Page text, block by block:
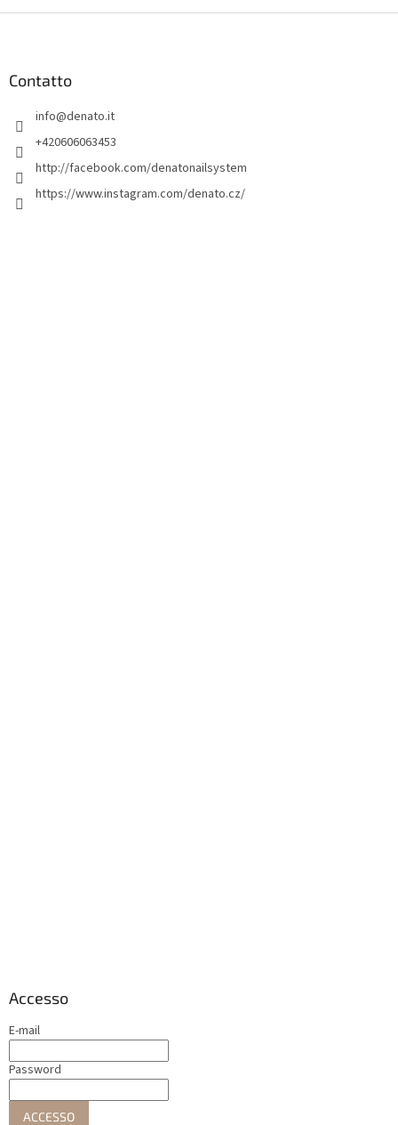
Contatto
info@denato.it
+420606063453
http://facebook.com/denatonailsystem
https://www.instagram.com/denato.cz/
Accesso
E-mail
Password
ACCESSO